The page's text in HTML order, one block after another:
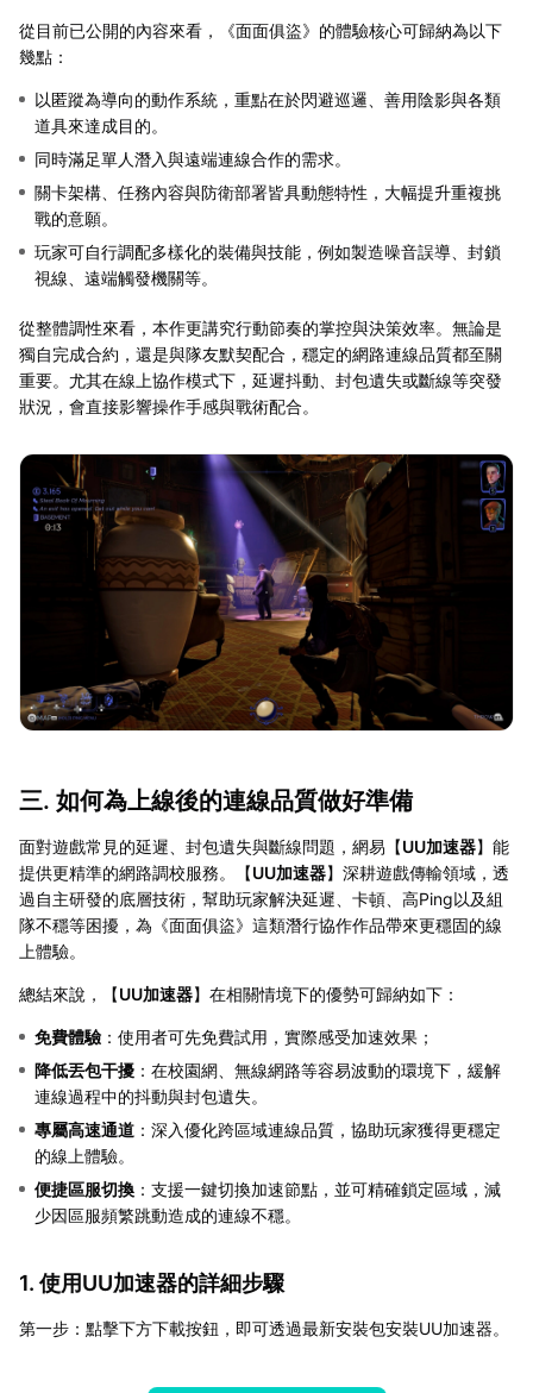
從目前已公開的內容來看，《面面俱盜》的體驗核心可歸納為以下
幾點：
以匿蹤為導向的動作系統，重點在於閃避巡邏、善用陰影與各類
道具來達成目的。
同時滿足單人潛入與遠端連線合作的需求。
關卡架構、任務內容與防衛部署皆具動態特性，大幅提升重複挑
戰的意願。
玩家可自行調配多樣化的裝備與技能，例如製造噪音誤導、封鎖
視線、遠端觸發機關等。
從整體調性來看，本作更講究行動節奏的掌控與決策效率。無論是
獨自完成合約，還是與隊友默契配合，穩定的網路連線品質都至關
重要。尤其在線上協作模式下，延遲抖動、封包遺失或斷線等突發
狀況，會直接影響操作手感與戰術配合。
三. 如何為上線後的連線品質做好準備
面對遊戲常見的延遲、封包遺失與斷線問題，網易【UU加速器】能
提供更精準的網路調校服務。【UU加速器】深耕遊戲傳輸領域，透
過自主研發的底層技術，幫助玩家解決延遲、卡頓、高Ping以及組
隊不穩等困擾，為《面面俱盜》這類潛行協作作品帶來更穩固的線
上體驗。
總結來說，【UU加速器】在相關情境下的優勢可歸納如下：
免費體驗 ：使用者可先免費試用，實際感受加速效果；
降低丟包干擾 ：在校園網、無線網路等容易波動的環境下，緩解
連線過程中的抖動與封包遺失。
專屬高速通道 ：深入優化跨區域連線品質，協助玩家獲得更穩定
的線上體驗。
便捷區服切換 ：支援一鍵切換加速節點，並可精確鎖定區域，減
少因區服頻繁跳動造成的連線不穩。
1. 使用UU加速器的詳細步驟
第一步：點擊下方下載按鈕，即可透過最新安裝包安裝UU加速器。